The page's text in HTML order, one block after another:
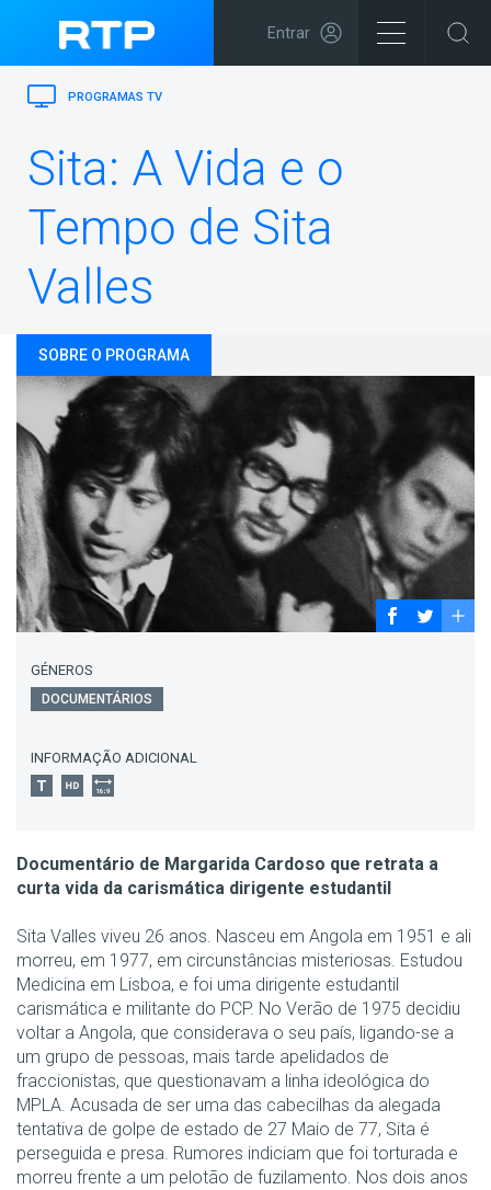
Entrar
PROGRAMAS TV
Sita: A Vida e o
Tempo de Sita
Valles
SOBRE O PROGRAMA
GÉNEROS
DOCUMENTÁRIOS
INFORMAÇÃO ADICIONAL
Documentário de Margarida Cardoso que retrata a
curta vida da carismática dirigente estudantil
Sita Valles viveu 26 anos. Nasceu em Angola em 1951 e ali
morreu, em 1977, em circunstâncias misteriosas. Estudou
Medicina em Lisboa, e foi uma dirigente estudantil
carismática e militante do PCP. No Verão de 1975 decidiu
voltar a Angola, que considerava o seu país, ligando-se a
um grupo de pessoas, mais tarde apelidados de
fraccionistas, que questionavam a linha ideológica do
MPLA. Acusada de ser uma das cabecilhas da alegada
tentativa de golpe de estado de 27 Maio de 77, Sita é
perseguida e presa. Rumores indiciam que foi torturada e
morreu frente a um pelotão de fuzilamento. Nos dois anos